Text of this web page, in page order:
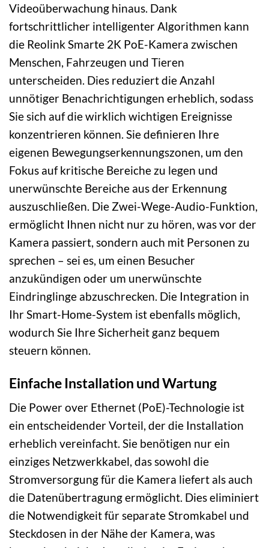
Videoüberwachung hinaus. Dank
fortschrittlicher intelligenter Algorithmen kann
die Reolink Smarte 2K PoE-Kamera zwischen
Menschen, Fahrzeugen und Tieren
unterscheiden. Dies reduziert die Anzahl
unnötiger Benachrichtigungen erheblich, sodass
Sie sich auf die wirklich wichtigen Ereignisse
konzentrieren können. Sie definieren Ihre
eigenen Bewegungserkennungszonen, um den
Fokus auf kritische Bereiche zu legen und
unerwünschte Bereiche aus der Erkennung
auszuschließen. Die Zwei-Wege-Audio-Funktion,
ermöglicht Ihnen nicht nur zu hören, was vor der
Kamera passiert, sondern auch mit Personen zu
sprechen – sei es, um einen Besucher
anzukündigen oder um unerwünschte
Eindringlinge abzuschrecken. Die Integration in
Ihr Smart-Home-System ist ebenfalls möglich,
wodurch Sie Ihre Sicherheit ganz bequem
steuern können.
Einfache Installation und Wartung
Die Power over Ethernet (PoE)-Technologie ist
ein entscheidender Vorteil, der die Installation
erheblich vereinfacht. Sie benötigen nur ein
einziges Netzwerkkabel, das sowohl die
Stromversorgung für die Kamera liefert als auch
die Datenübertragung ermöglicht. Dies eliminiert
die Notwendigkeit für separate Stromkabel und
Steckdosen in der Nähe der Kamera, was